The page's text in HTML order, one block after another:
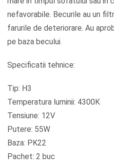
nefavorabile. Becurile au un
farurile de deteriorare. Au
pe baza becului.
Specificatii tehnice:
Tip: H3
Temperatura luminii: 4300K
Tensiune: 12V
Putere: 55W
Baza: PK22
Pachet: 2 buc